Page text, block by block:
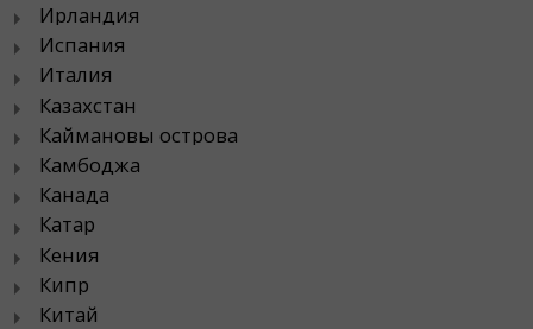
Ирландия
Испания
Италия
Казахстан
Каймановы острова
Камбоджа
Канада
Катар
Кения
Кипр
Китай